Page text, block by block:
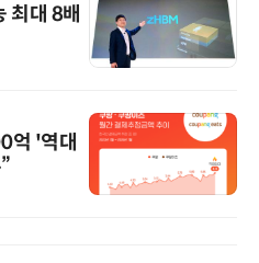
최대 8배
억 '역대